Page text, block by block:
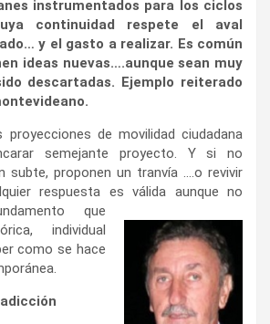
instrumentados para los ciclos
continuidad respete el aval
y el gasto a realizar. Es común
ideas nuevas….aunque sean muy
descartadas. Ejemplo reiterado
proyecciones de movilidad ciudadana
semejante proyecto. Y si no
subte, proponen un tranvía ….o revivir
respuesta es válida aunque no
que
individual
como se hace